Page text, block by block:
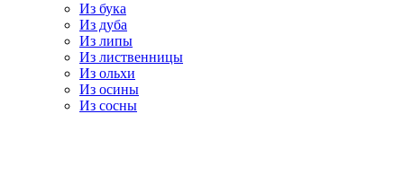
Из бука
Из дуба
Из липы
Из лиственницы
Из ольхи
Из осины
Из сосны